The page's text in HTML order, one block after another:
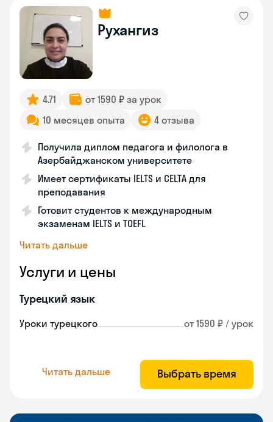
Рухангиз
4.71
от 1590 ₽ за урок
10 месяцев опыта
4 отзыва
Получила диплом педагога и филолога в
Азербайджанском университете
Имеет сертификаты IELTS и CELTA для
преподавания
Готовит студентов к международным
экзаменам IELTS и TOEFL
Читать дальше
Услуги и цены
Турецкий язык
Уроки турецкого от 1590 ₽ / урок
Читать дальше Выбрать время